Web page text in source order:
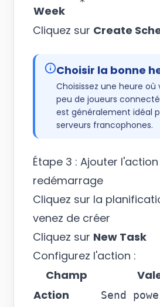
Week
Cliquez sur Create
Choisir la bonne
Choisissez une heure où
peu de joueurs
est généralement idéal
serveurs francophones.
Étape 3 : Ajouter
redémarrage
Cliquez sur la
venez de créer
Cliquez sur New Task
Configurez l'action :
Champ
Action
Send